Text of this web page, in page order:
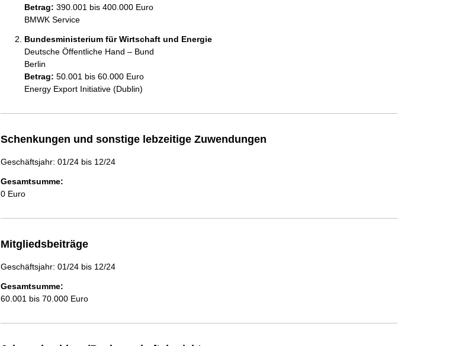
Betrag: 390.001 bis 400.000 Euro
BMWK Service
Bundesministerium für Wirtschaft und Energie
Deutsche Öffentliche Hand – Bund
Berlin
Betrag: 50.001 bis 60.000 Euro
Energy Export Initiative (Dublin)
Schenkungen und sonstige lebzeitige Zuwendungen
Geschäftsjahr: 01/24 bis 12/24
Gesamtsumme:
0 Euro
Mitgliedsbeiträge
Geschäftsjahr: 01/24 bis 12/24
Gesamtsumme:
60.001 bis 70.000 Euro